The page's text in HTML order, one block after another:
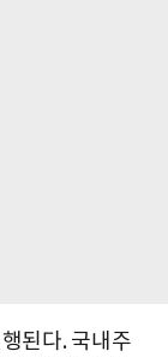
된다. 국내주